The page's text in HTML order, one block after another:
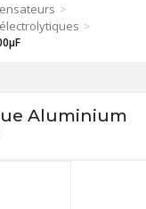
>
>
Aluminium